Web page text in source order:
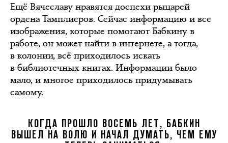
Ещё Вячеславу нравятся доспехи рыцарей
ордена Тамплиеров. Сейчас информацию и все
изображения, которые помогают Бабкину в
работе, он может найти в интернете, а тогда,
в колонии, всё приходилось искать
в библиотечных книгах. Информации было
мало, и многое приходилось придумывать
самому.
КОГДА ПРОШЛО ВОСЕМЬ ЛЕТ, БАБКИН
ВЫШЕЛ НА ВОЛЮ И НАЧАЛ ДУМАТЬ, ЧЕМ ЕМУ